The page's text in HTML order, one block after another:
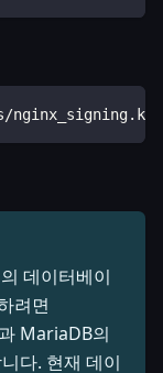
데이터베이
려면
MariaDB의
다. 현재 데이